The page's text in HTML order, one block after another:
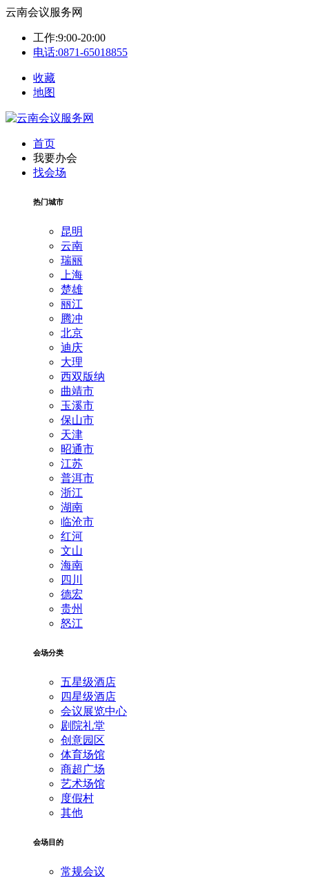
云南会议服务网
工作:9:00-20:00
电话:0871-65018855
收藏
地图
首页
我要办会
找会场
热门城市
昆明
云南
瑞丽
上海
楚雄
丽江
腾冲
北京
迪庆
大理
西双版纳
曲靖市
玉溪市
保山市
天津
昭通市
江苏
普洱市
浙江
湖南
临沧市
红河
文山
海南
四川
德宏
贵州
怒江
会场分类
五星级酒店
四星级酒店
会议展览中心
剧院礼堂
创意园区
体育场馆
商超广场
艺术场馆
度假村
其他
会场目的
常规会议